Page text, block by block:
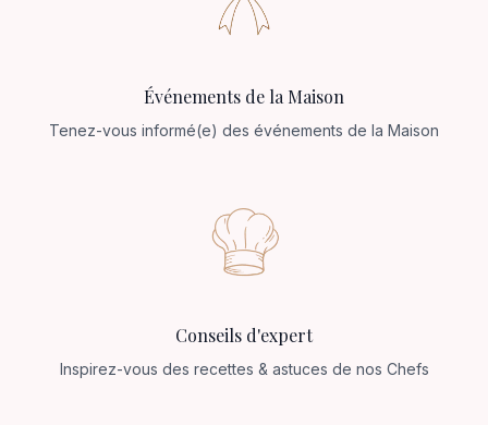
Événements de la Maison
Tenez-vous informé(e) des événements de la Maison
Conseils d'expert
Inspirez-vous des recettes & astuces de nos Chefs